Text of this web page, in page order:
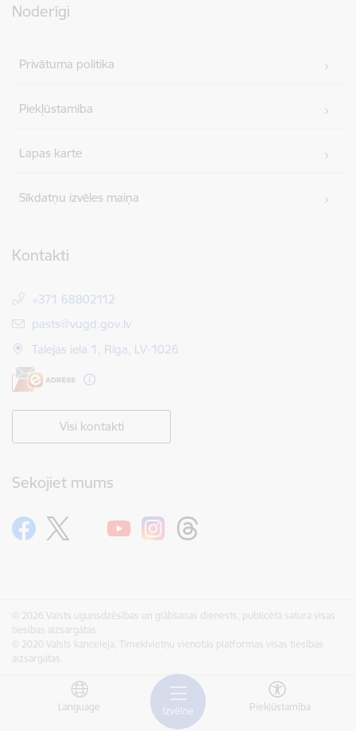
Izvēlne
Language Piekļūstamība
Noderīgi
Privātuma politika
Piekļūstamība
Lapas karte
Sīkdatņu izvēles maiņa
Kontakti
+371 68802112
E-pasts:
pasts@vugd.gov.lv
Talejas iela 1, Rīga, LV-1026
Visi kontakti
Sekojiet mums
© 2026 Valsts ugunsdzēsības un glābšanas dienests, publicētā satura visas
tiesības aizsargātas.
© 2020 Valsts kanceleja, Tīmekļvietņu vienotās platformas visas tiesības
aizsargātas.